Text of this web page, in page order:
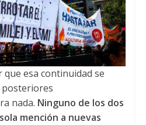
esa continuidad se
posteriores
nada. Ninguno de los dos
mención a nuevas